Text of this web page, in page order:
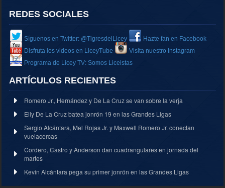
REDES SOCIALES
Síguenos en Twitter: @TigresdelLicey
Hazte fan en Facebook
Disfruta los videos en LiceyTube
Visita nuestro Instagram
Programa de Licey TV: Somos Liceistas
ARTÍCULOS RECIENTES
Romero Jr., Hernández y De La Cruz se van sobre la verja
Elly De La Cruz batea jonrón 19 en las Grandes Ligas
Sergio Alcántara, Mel Rojas Jr. y Maxwell Romero Jr. conectan
vuelacercas
Cordero, Castro y Anderson dan cuadrangulares en jornada del
martes
Kevin Alcántara pega su primer jonrón en las Grandes Ligas